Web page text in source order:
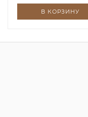
В КОРЗИНУ